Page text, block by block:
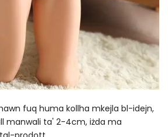
fuq huma kollha mkejla bl-idejn,
manwali ta' 2-4cm, iżda ma